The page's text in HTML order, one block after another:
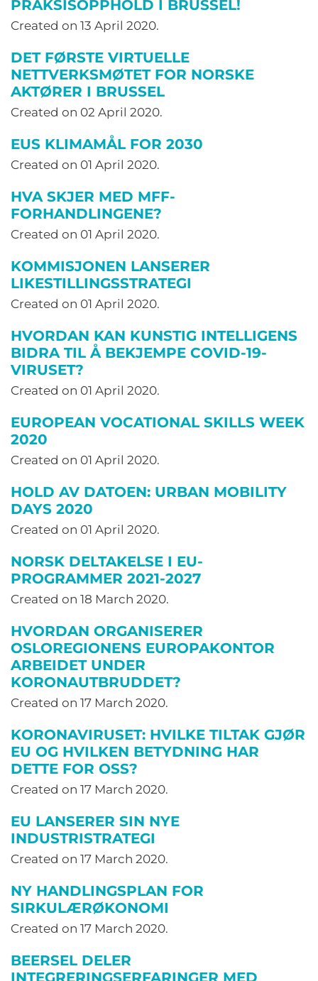
PRAKSISOPPHOLD I BRUSSEL!
Created on 13 April 2020.
DET FØRSTE VIRTUELLE
NETTVERKSMØTET FOR NORSKE
AKTØRER I BRUSSEL
Created on 02 April 2020.
EUS KLIMAMÅL FOR 2030
Created on 01 April 2020.
HVA SKJER MED MFF-
FORHANDLINGENE?
Created on 01 April 2020.
KOMMISJONEN LANSERER
LIKESTILLINGSSTRATEGI
Created on 01 April 2020.
HVORDAN KAN KUNSTIG INTELLIGENS
BIDRA TIL Å BEKJEMPE COVID-19-
VIRUSET?
Created on 01 April 2020.
EUROPEAN VOCATIONAL SKILLS WEEK
2020
Created on 01 April 2020.
HOLD AV DATOEN: URBAN MOBILITY
DAYS 2020
Created on 01 April 2020.
NORSK DELTAKELSE I EU-
PROGRAMMER 2021-2027
Created on 18 March 2020.
HVORDAN ORGANISERER
OSLOREGIONENS EUROPAKONTOR
ARBEIDET UNDER
KORONAUTBRUDDET?
Created on 17 March 2020.
KORONAVIRUSET: HVILKE TILTAK GJØR
EU OG HVILKEN BETYDNING HAR
DETTE FOR OSS?
Created on 17 March 2020.
EU LANSERER SIN NYE
INDUSTRISTRATEGI
Created on 17 March 2020.
NY HANDLINGSPLAN FOR
SIRKULÆRØKONOMI
Created on 17 March 2020.
BEERSEL DELER
INTEGRERINGSERFARINGER MED